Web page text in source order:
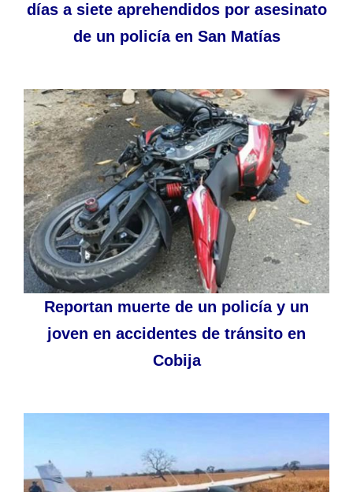
días a siete aprehendidos por asesinato
de un policía en San Matías
Reportan muerte de un policía y un
joven en accidentes de tránsito en
Cobija